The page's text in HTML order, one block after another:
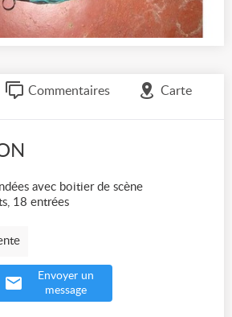
Commentaires Carte
avec boitier de scène
18 entrées
Envoyer un
message